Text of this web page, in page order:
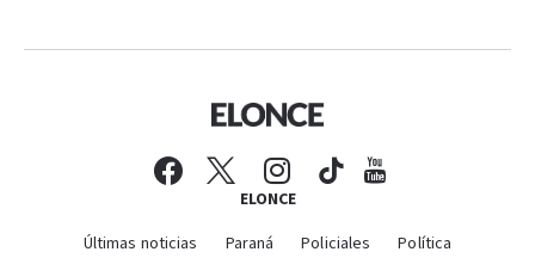
ELONCE
Últimas noticias Paraná Policiales Política